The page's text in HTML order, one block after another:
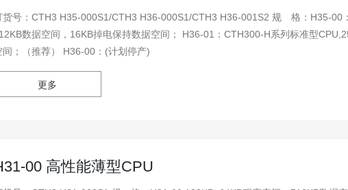
号：CTH3 H35-000S1/CTH3 H36-000S1/CTH3 H36-001S2 规 格：H35-00：CTH300-H系列标准型CPU,192KB程序空间，
数据空间，16KB掉电保持数据空间； H36-01：CTH300-H系列标准型
间；（推荐） H36-00：(计划停产)
更多
00 高性能薄型CPU